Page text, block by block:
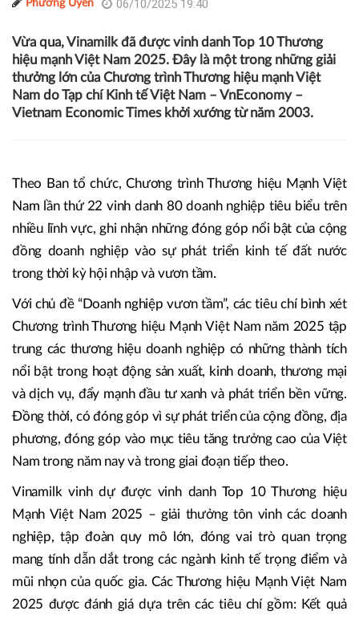
Phương Uyên 06/10/2025 19:40
Vừa qua, Vinamilk đã được vinh danh Top 10 Thương
hiệu mạnh Việt Nam 2025. Đây là một trong những giải
thưởng lớn của Chương trình Thương hiệu mạnh Việt
Nam do Tạp chí Kinh tế Việt Nam – VnEconomy –
Vietnam Economic Times khởi xướng từ năm 2003.
Theo Ban tổ chức, Chương trình Thương hiệu Mạnh Việt
Nam lần thứ 22 vinh danh 80 doanh nghiệp tiêu biểu trên
nhiều lĩnh vực, ghi nhận những đóng góp nổi bật của cộng
đồng doanh nghiệp vào sự phát triển kinh tế đất nước
trong thời kỳ hội nhập và vươn tầm.
Với chủ đề “Doanh nghiệp vươn tầm”, các tiêu chí bình xét
Chương trình Thương hiệu Mạnh Việt Nam năm 2025 tập
trung các thương hiệu doanh nghiệp có những thành tích
nổi bật trong hoạt động sản xuất, kinh doanh, thương mại
và dịch vụ, đẩy mạnh đầu tư xanh và phát triển bền vững.
Đồng thời, có đóng góp vì sự phát triển của cộng đồng, địa
phương, đóng góp vào mục tiêu tăng trưởng cao của Việt
Nam trong năm nay và trong giai đoạn tiếp theo.
Vinamilk vinh dự được vinh danh Top 10 Thương hiệu
Mạnh Việt Nam 2025 – giải thưởng tôn vinh các doanh
nghiệp, tập đoàn quy mô lớn, đóng vai trò quan trọng
mang tính dẫn dắt trong các ngành kinh tế trọng điểm và
mũi nhọn của quốc gia. Các Thương hiệu Mạnh Việt Nam
2025 được đánh giá dựa trên các tiêu chí gồm: Kết quả